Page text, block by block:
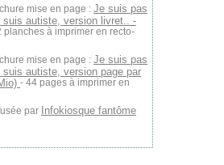
mise en page : Je suis pas
suis autiste, version livret.. -
planches à imprimer en recto-
mise en page : Je suis pas
autiste, version page par
- 44 pages à imprimer en
par Infokiosque fantôme